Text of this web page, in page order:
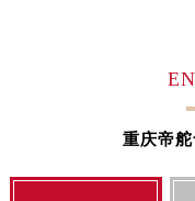
浙江省丽水市
浙江省衢州市柯
重庆帝